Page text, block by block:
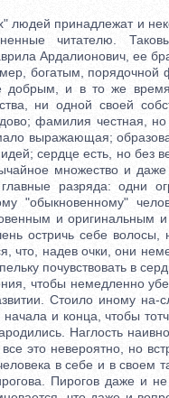
принадлежат и
читателю.
Ардалионович, ее
богатым, порядочной
добрым, и в то же
ни одной своей
фамилия честная,
выражающая;
сердце есть, но без
множество и
разряда: одни
"обыкновенному"
и оригинальным
остричь себе волосы,
что, надев очки, они
почувствовать в
чтобы немедленно
Стоило иному на-
и конца, чтобы
Наглость
это невероятно, но
в себе и в своем
Пирогов даже и